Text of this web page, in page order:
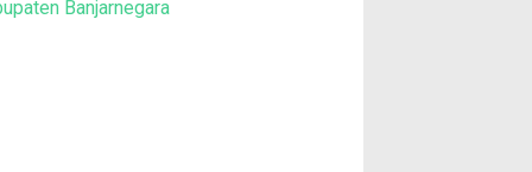
Banjarnegara